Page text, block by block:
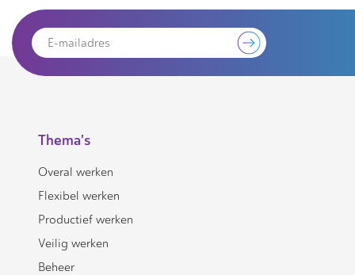
Thema's
Overal werken
Flexibel werken
Productief werken
Veilig werken
Beheer